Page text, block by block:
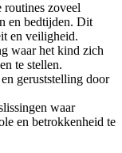
routines zoveel
en bedtijden. Dit
en veiligheid.
waar het kind zich
te stellen.
geruststelling door
waar
en betrokkenheid te